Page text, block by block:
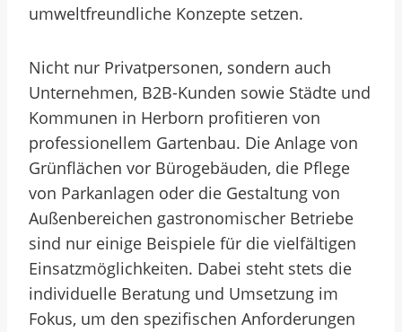
umweltfreundliche Konzepte setzen.
Nicht nur Privatpersonen, sondern auch
Unternehmen, B2B-Kunden sowie Städte und
Kommunen in Herborn profitieren von
professionellem Gartenbau. Die Anlage von
Grünflächen vor Bürogebäuden, die Pflege
von Parkanlagen oder die Gestaltung von
Außenbereichen gastronomischer Betriebe
sind nur einige Beispiele für die vielfältigen
Einsatzmöglichkeiten. Dabei steht stets die
individuelle Beratung und Umsetzung im
Fokus, um den spezifischen Anforderungen